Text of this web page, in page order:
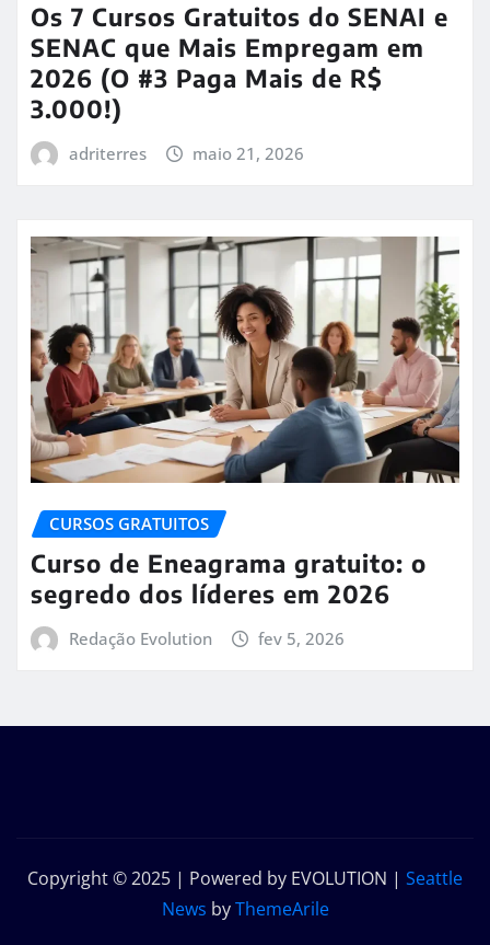
Os 7 Cursos Gratuitos do SENAI e
SENAC que Mais Empregam em
2026 (O #3 Paga Mais de R$
3.000!)
adriterres maio 21, 2026
CURSOS GRATUITOS
Curso de Eneagrama gratuito: o
segredo dos líderes em 2026
Redação Evolution fev 5, 2026
Copyright © 2025 | Powered by EVOLUTION | Seattle
News byThemeArile